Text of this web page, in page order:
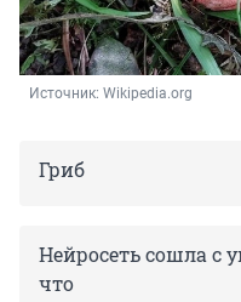
Источник: Wikipedia.org
Гриб
Нейросеть сошла с
что